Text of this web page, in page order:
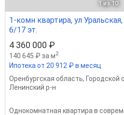
1 из 10
1-комн квартира, ул
6/17 эт.
4 360 000 ₽
140 645 ₽ за м2
Ипотека от 20 912 ₽ в месяц
Оренбургская область, Городской
Ленинский р-н
Однокомнатная квартира в